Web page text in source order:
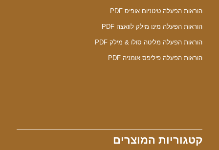
הוראות הפעלה טיטניום אופיס PDF
הוראות הפעלה מינו מילק לוואצה PDF
הוראות הפעלה מליטה סולו & מילק PDF
הוראות הפעלה פיליפס אומניה PDF
קטגוריות המוצרים